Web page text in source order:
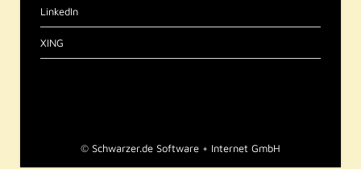
LinkedIn
XING
© Schwarzer.de Software + Internet GmbH